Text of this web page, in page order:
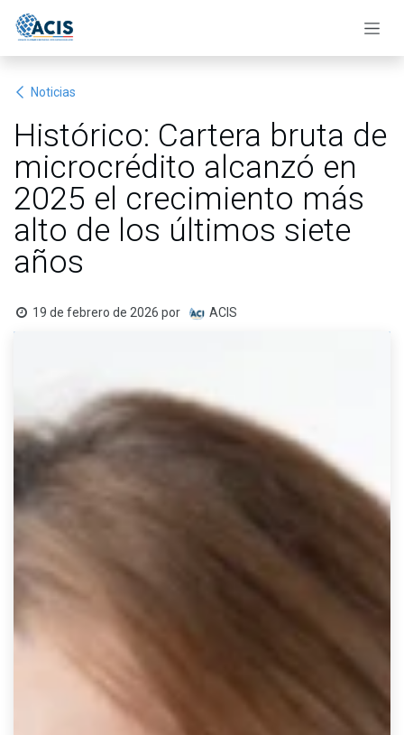
Noticias
Histórico: Cartera bruta de
microcrédito alcanzó en
2025 el crecimiento más
alto de los últimos siete
años
19 de febrero de 2026 por ACIS